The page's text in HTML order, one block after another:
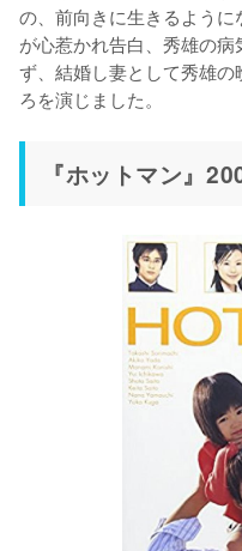
の、前向きに生きるよう
が心惹かれ告白、秀雄の
ず、結婚し妻として秀雄
ろを演じました。
『ホットマン』